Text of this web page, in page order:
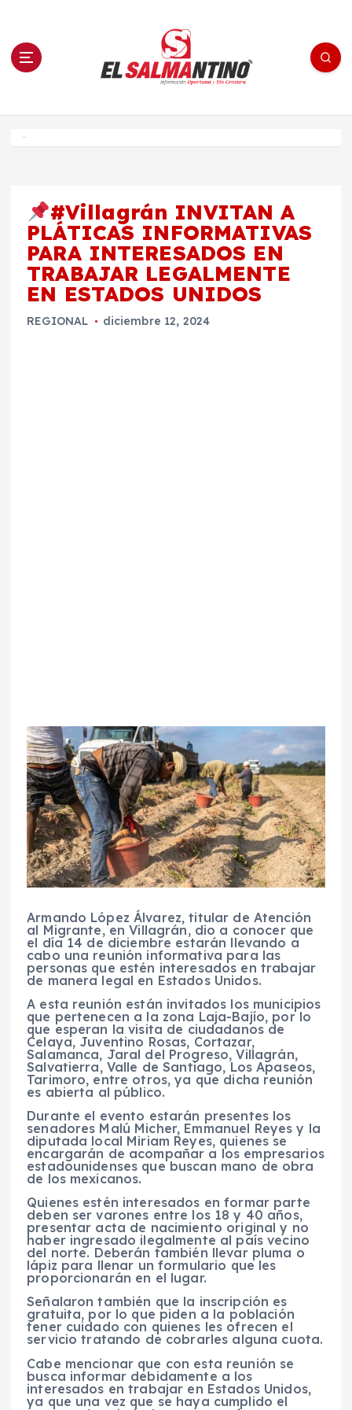
n El Salmantino - medios/noticias/editorial
#Villagrán INVITAN A
PLÁTICAS INFORMATIVAS
PARA INTERESADOS EN
TRABAJAR LEGALMENTE
EN ESTADOS UNIDOS
REGIONAL diciembre 12, 2024
Armando López Álvarez, titular de Atención
al Migrante, en Villagrán, dio a conocer que
el día 14 de diciembre estarán llevando a
cabo una reunión informativa para las
personas que estén interesados en trabajar
de manera legal en Estados Unidos.
A esta reunión están invitados los municipios
que pertenecen a la zona Laja-Bajío, por lo
que esperan la visita de ciudadanos de
Celaya, Juventino Rosas, Cortazar,
Salamanca, Jaral del Progreso, Villagrán,
Salvatierra, Valle de Santiago, Los Apaseos,
Tarimoro, entre otros, ya que dicha reunión
es abierta al público.
Durante el evento estarán presentes los
senadores Malú Micher, Emmanuel Reyes y la
diputada local Miriam Reyes, quienes se
encargarán de acompañar a los empresarios
estadounidenses que buscan mano de obra
de los mexicanos.
Quienes estén interesados en formar parte
deben ser varones entre los 18 y 40 años,
presentar acta de nacimiento original y no
haber ingresado ilegalmente al país vecino
del norte. Deberán también llevar pluma o
lápiz para llenar un formulario que les
proporcionarán en el lugar.
Señalaron también que la inscripción es
gratuita, por lo que piden a la población
tener cuidado con quienes les ofrecen el
servicio tratando de cobrarles alguna cuota.
Cabe mencionar que con esta reunión se
busca informar debidamente a los
interesados en trabajar en Estados Unidos,
ya que una vez que se haya cumplido el